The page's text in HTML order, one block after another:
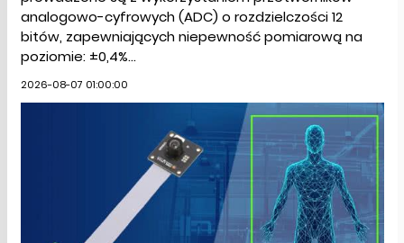
analogowo-cyfrowych (ADC) o rozdzielczości 12
bitów, zapewniających niepewność pomiarową na
poziomie: ±0,4%...
2026-08-07 01:00:00